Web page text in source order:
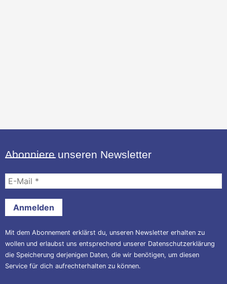
Abonniere unseren Newsletter
Mail
Mit dem Abonnement erklärst du, unseren Newsletter erhalten zu
wollen und erlaubst uns entsprechend unserer Datenschutzerklärung
die Speicherung derjenigen Daten, die wir benötigen, um diesen
Service für dich aufrechterhalten zu können.